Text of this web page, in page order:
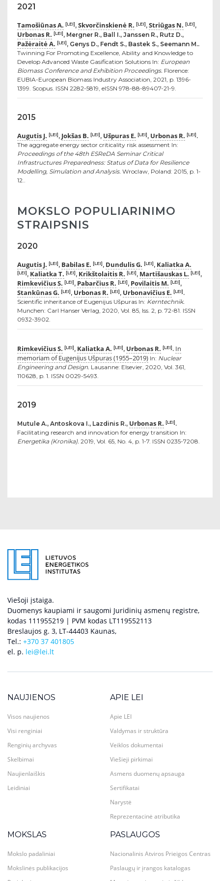
2021
Tamošiūnas A. [LEI], Skvorčinskienė R. [LEI], Striūgas N. [LEI],
Urbonas R. [LEI], Mergner R., Ball I., Janssen R., Rutz D.,
Pažėraitė A. [LEI], Genys D., Fendt S., Bastek S., Seemann M..
Twinning For Promoting Excellence, Ability and Knowledge to
Develop Advanced Waste Gasification Solutions In: European
Biomass Conference and Exhibition Proceedings. Florence:
EUBIA-European Biomass Industry Association, 2021, p. 1396-
1399. Scopus. ISSN 2282-5819, eISSN 978-88-89407-21-9.
2015
Augutis J. [LEI], Jokšas B. [LEI], Ušpuras E. [LEI], Urbonas R. [LEI].
The aggregate energy sector criticality risk assessment In:
Proceedings of the 48th ESReDA Seminar Critical
Infrastructures Preparedness: Status of Data for Resilience
Modelling, Simulation and Analysis. Wroclaw, Poland: 2015, p. 1-
12..
MOKSLO POPULIARINIMO
STRAIPSNIS
2020
Augutis J. [LEI], Babilas E. [LEI], Dundulis G. [LEI], Kaliatka A.
[LEI], Kaliatka T. [LEI], Krikštolaitis R. [LEI], Martišauskas L. [LEI],
Rimkevičius S. [LEI], Pabarčius R. [LEI], Povilaitis M. [LEI],
Stankūnas G. [LEI], Urbonas R. [LEI], Urbonavičius E. [LEI].
Scientific inheritance of Eugenijus Ušpuras In: Kerntechnik.
Munchen: Carl Hanser Verlag, 2020, Vol. 85, Iss. 2, p. 72-81. ISSN
0932-3902.
Rimkevičius S. [LEI], Kaliatka A. [LEI], Urbonas R. [LEI]. In
memoriam of Eugenijus Ušpuras (1955–2019) In: Nuclear
Engineering and Design. Lausanne: Elsevier, 2020, Vol. 361,
110628, p. 1. ISSN 0029-5493.
2019
Mutule A., Antoskova I., Lazdinis R., Urbonas R. [LEI].
Facilitating research and innovation for energy transition In:
Energetika (Kronika). 2019, Vol. 65, No. 4, p. 1-7. ISSN 0235-7208.
Viešoji įstaiga.
Duomenys kaupiami ir saugomi Juridinių asmenų registre,
kodas 111955219 | PVM kodas LT119552113
Breslaujos g. 3, LT-44403 Kaunas,
Tel.: +370 37 401805
el. p. lei@lei.lt
NAUJIENOS
Visos naujienos
Visi renginiai
Renginių archyvas
Skelbimai
Naujienlaiškis
Leidiniai
APIE LEI
Apie LEI
Valdymas ir struktūra
Veiklos dokumentai
Viešieji pirkimai
Asmens duomenų apsauga
Sertifikatai
Narystė
Reprezentacinė atributika
MOKSLAS
Mokslo padaliniai
Mokslinės publikacijos
PASLAUGOS
Nacionalinis Atviros Prieigos Centras
Paslaugų ir įrangos katalogas